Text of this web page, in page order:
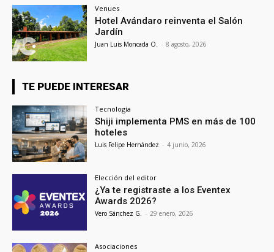
Venues
Hotel Avándaro reinventa el Salón
Jardín
Juan Luis Moncada O. - 8 agosto, 2026
TE PUEDE INTERESAR
Tecnología
Shiji implementa PMS en más de 100
hoteles
Luis Felipe Hernández - 4 junio, 2026
Elección del editor
¿Ya te registraste a los Eventex
Awards 2026?
Vero Sánchez G. - 29 enero, 2026
Asociaciones